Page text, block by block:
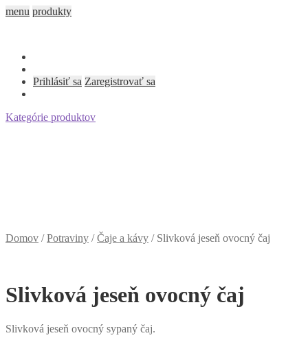
menu produkty
Prihlásiť sa Zaregistrovať sa
Kategórie produktov
Domov /Potraviny /Čaje a kávy / Slivková jeseň ovocný čaj
Slivková jeseň ovocný čaj
Slivková jeseň ovocný sypaný čaj.